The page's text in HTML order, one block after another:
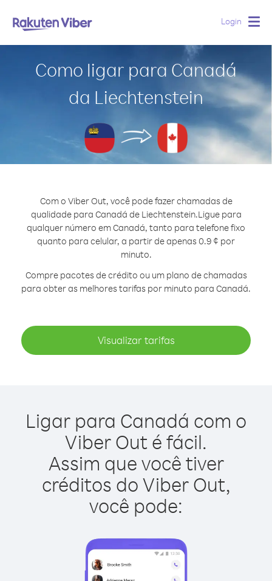
Login
Como ligar para Canadá
da Liechtenstein
Com o Viber Out, você pode fazer chamadas de
qualidade para Canadá de Liechtenstein.Ligue para
qualquer número em Canadá, tanto para telefone fixo
quanto para celular, a partir de apenas 0.9 ¢ por
minuto.
Compre pacotes de crédito ou um plano de chamadas
para obter as melhores tarifas por minuto para Canadá.
Visualizar tarifas
Ligar para Canadá com o
Viber Out é fácil.
Assim que você tiver
créditos do Viber Out,
você pode: